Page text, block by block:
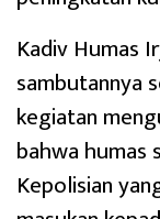
Kadiv Humas
sambutannya
kegiatan
bahwa humas
Kepolisian